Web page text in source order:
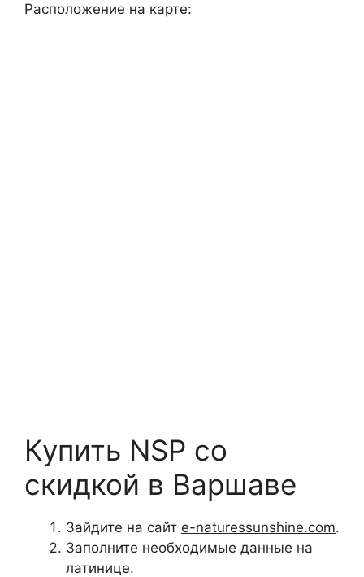
Расположение на карте:
Купить NSP со
скидкой в Варшаве
Зайдите на сайт e-naturessunshine.com.
Заполните необходимые данные на
латинице.